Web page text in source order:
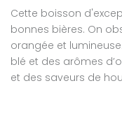
Cette boisson
bonnes bières. On
orangée et
blé et des arômes
et des saveurs de